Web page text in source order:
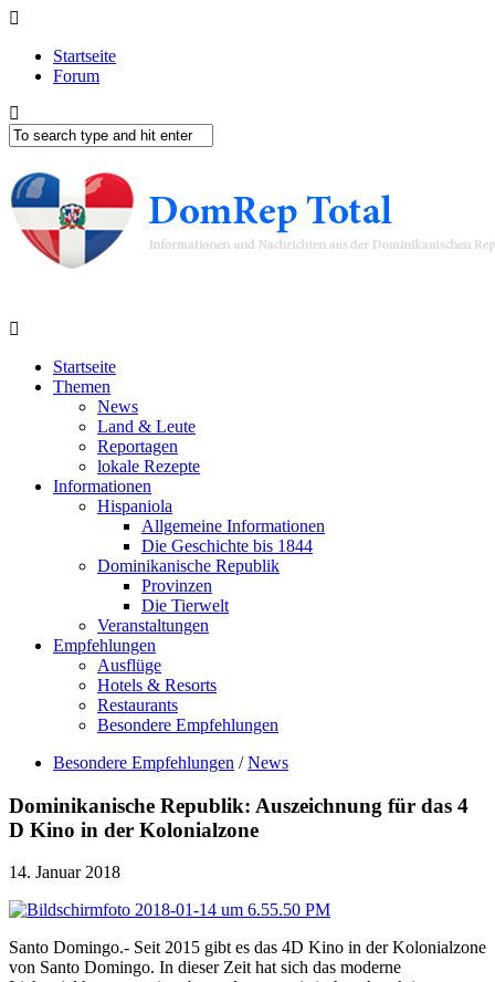
Startseite
Forum
Startseite
Themen
News
Land & Leute
Reportagen
lokale Rezepte
Informationen
Hispaniola
Allgemeine Informationen
Die Geschichte bis 1844
Dominikanische Republik
Provinzen
Die Tierwelt
Veranstaltungen
Empfehlungen
Ausflüge
Hotels & Resorts
Restaurants
Besondere Empfehlungen
Besondere Empfehlungen / News
Dominikanische Republik: Auszeichnung für das 4
D Kino in der Kolonialzone
14. Januar 2018
Santo Domingo.- Seit 2015 gibt es das 4D Kino in der Kolonialzone
von Santo Domingo. In dieser Zeit hat sich das moderne